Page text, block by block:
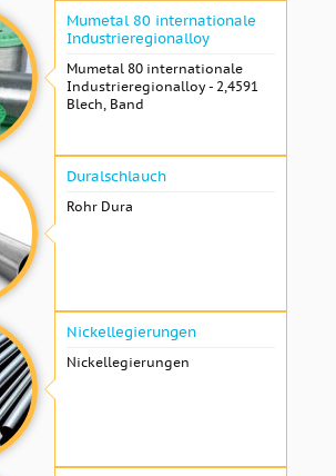
Mumetal 80 internationale
Industrieregionalloy
Mumetal 80 internationale
Industrieregionalloy - 2,4591
Blech, Band
Duralschlauch
Rohr Dura
Nickellegierungen
Nickellegierungen